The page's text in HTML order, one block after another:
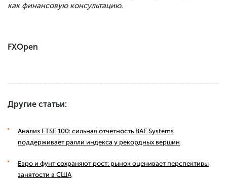
как финансовую консультацию.
FXOpen
Другие статьи:
Анализ FTSE 100: сильная отчетность BAE Systems
поддерживает ралли индекса у рекордных вершин
Евро и фунт сохраняют рост: рынок оценивает перспективы
занятости в США